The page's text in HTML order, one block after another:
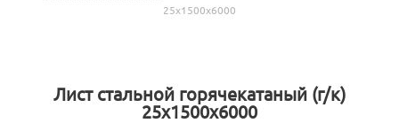
25х1500х6000
Лист стальной горячекатаный (г/к)
25х1500х6000